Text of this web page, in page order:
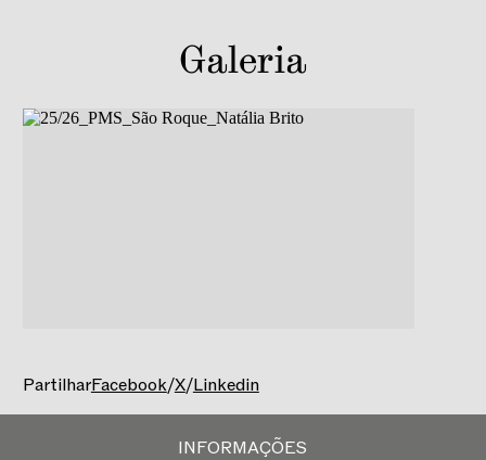
Galeria
PartilharFacebook/X/Linkedin
INFORMAÇÕES